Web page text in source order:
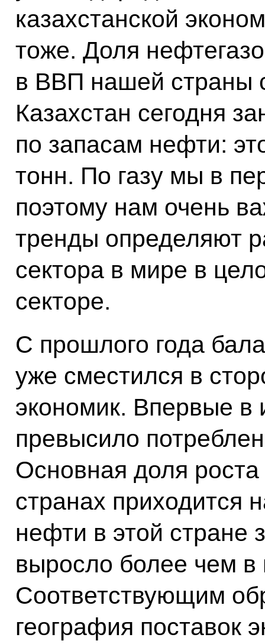
казахстанской
тоже. Доля
в ВВП нашей страны
Казахстан сегодня
по запасам нефти:
тонн. По газу мы в
поэтому нам очень
тренды определяют
сектора в мире в
секторе.
С прошлого года
уже сместился в
экономик. Впервые в
превысило
Основная доля
странах приходится
нефти в этой стране
выросло более чем в
Соответствующим
география поставок